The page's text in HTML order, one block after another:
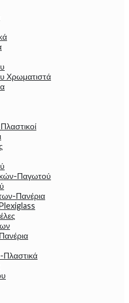
Χρωματιστά
Παγωτού
Πανέρια
Plexiglass